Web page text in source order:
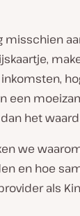
een
het waard
we
en hoe
als